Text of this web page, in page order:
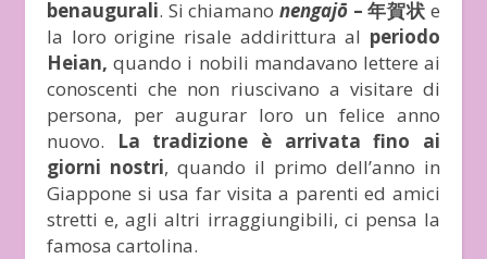
benaugurali. Si chiamano nengajō – 年賀状 e
la loro origine risale addirittura al periodo
Heian, quando i nobili mandavano lettere ai
conoscenti che non riuscivano a visitare di
persona, per augurar loro un felice anno
nuovo.
La tradizione è arrivata fino ai
giorni nostri, quando il primo dell’anno in
Giappone si usa far visita a parenti ed amici
stretti e, agli altri irraggiungibili, ci pensa la
famosa cartolina.